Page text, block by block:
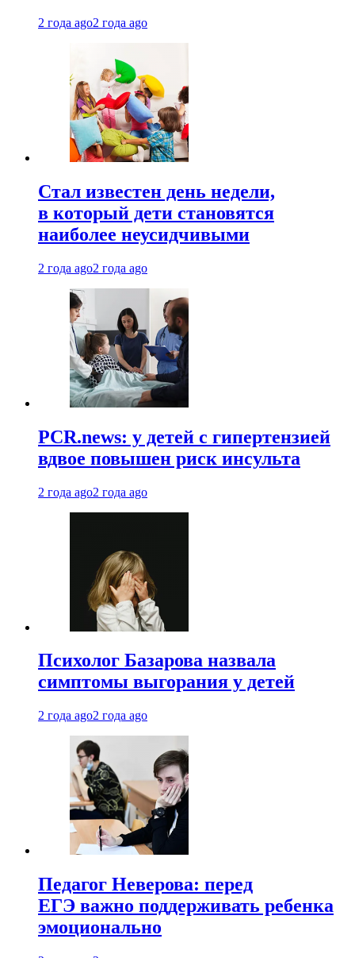
2 года ago2 года ago
Стал известен день недели,
в который дети становятся
наиболее неусидчивыми
2 года ago2 года ago
PCR.news: у детей с гипертензией
вдвое повышен риск инсульта
2 года ago2 года ago
Психолог Базарова назвала
симптомы выгорания у детей
2 года ago2 года ago
Педагог Неверова: перед
ЕГЭ важно поддерживать ребенка
эмоционально